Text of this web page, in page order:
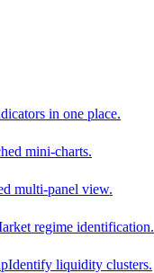
in one place.
mini-charts.
multi-panel view.
regime identification.
Identify liquidity clusters.